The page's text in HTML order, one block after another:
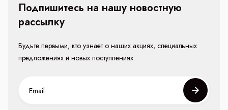
Подпишитесь на нашу новостную
рассылку
Будьте первыми, кто узнает о наших акциях, специальных
предложениях и новых поступлениях